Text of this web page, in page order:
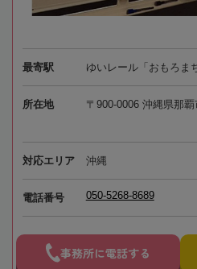
最寄駅 ゆいレール「おもろま
所在地 〒900-0006 沖縄県那
対応エリア 沖縄
電話番号 050-5268-8689
事務所に電話する